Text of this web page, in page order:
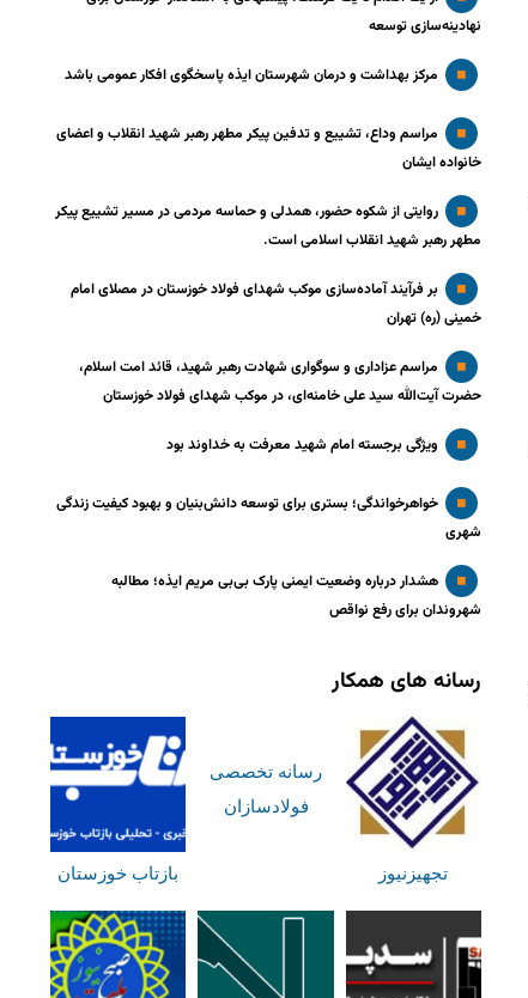
نهادینه‌سازی توسعه
مرکز بهداشت و درمان شهرستان ایذه پاسخگوی افکار عمومی باشد
مراسم وداع، تشییع و تدفین پیکر مطهر رهبر شهید انقلاب و اعضای
خانواده ایشان
روایتی از شکوه حضور، همدلی و حماسه مردمی در مسیر تشییع پیکر
مطهر رهبر شهید انقلاب اسلامی است.
بر فرآیند آماده‌سازی موکب شهدای فولاد خوزستان در مصلای امام
خمینی (ره) تهران
مراسم عزاداری و سوگواری شهادت رهبر شهید، قائد امت اسلام،
حضرت آیت‌الله سید علی خامنه‌ای، در موکب شهدای فولاد خوزستان
ویژگی برجسته امام شهید معرفت به خداوند بود
خواهرخواندگی؛ بستری برای توسعه دانش‌بنیان و بهبود کیفیت زندگی
شهری
هشدار درباره وضعیت ایمنی پارک بی‌بی مریم ایذه؛ مطالبه
شهروندان برای رفع نواقص
رسانه های همکار
تجهیزنیوز
رسانه تخصصی
فولادسازان
بازتاب خوزستان